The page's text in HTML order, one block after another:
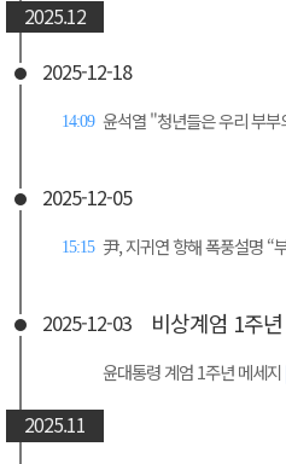
2025.12
2025-12-18
14:09 윤석열 "청년들은 우리 부
2025-12-05
15:15 尹, 지귀연 향해 폭풍설명 “
2025-12-03 비상계엄 1주년
윤대통령 계엄 1주년 메세지
2025.11